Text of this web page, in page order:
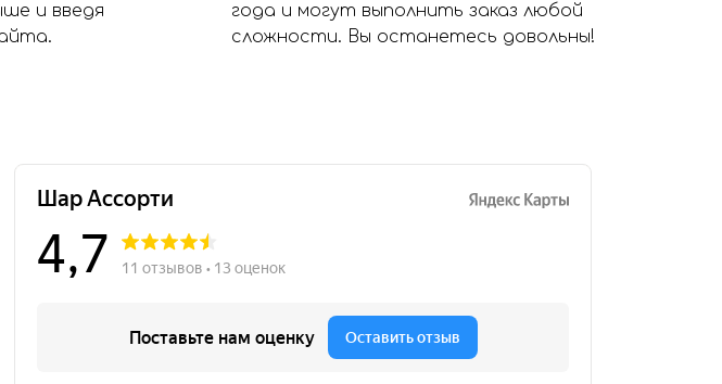
и введя
года и могут выполнить заказ любой
сложности. Вы останетесь довольны!